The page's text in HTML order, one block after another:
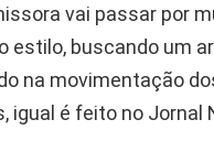
vai passar por
estilo, buscando um
na movimentação
igual é feito no Jornal